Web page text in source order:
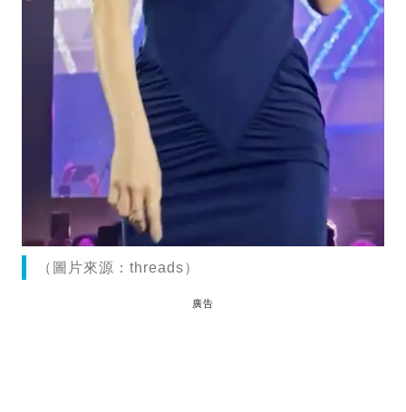
（圖片來源：threads）
廣告